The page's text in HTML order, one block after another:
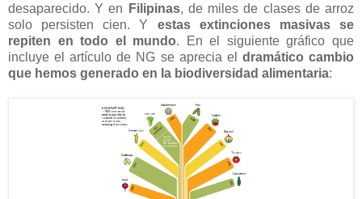
desaparecido. Y en
Filipinas, de miles de clases de arroz
solo persisten cien. Y estas extinciones masivas se
repiten en todo el mundo. En el siguiente gráfico que
incluye el artículo de NG se aprecia el dramático cambio
que hemos generado en la biodiversidad alimentaria: